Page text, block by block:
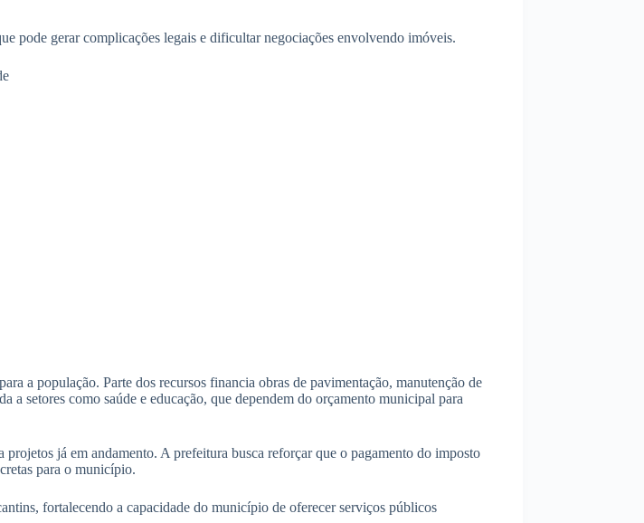
pode gerar complicações legais e dificultar negociações envolvendo imóveis.
a população. Parte dos recursos financia obras de pavimentação, manutenção de
a setores como saúde e educação, que dependem do orçamento municipal para
já em andamento. A prefeitura busca reforçar que o pagamento do imposto
para o município.
fortalecendo a capacidade do município de oferecer serviços públicos